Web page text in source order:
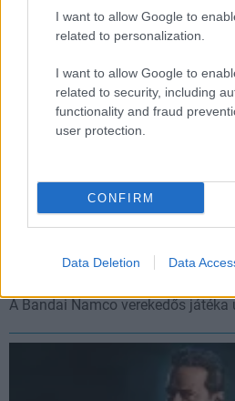
I want to allow Google to
related to personalization.
I want to allow Google to
related to security, including
functionality and fraud
user protection.
CONFIRM
Data Deletion Data
megjelenése óta
A Bandai Namco verekedős